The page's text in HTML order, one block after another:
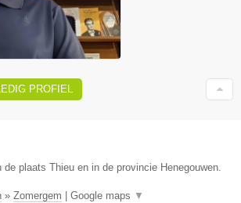
PROFIEL
de plaats Thieu en in de provincie Henegouwen.
» Zomergem Google maps ▼